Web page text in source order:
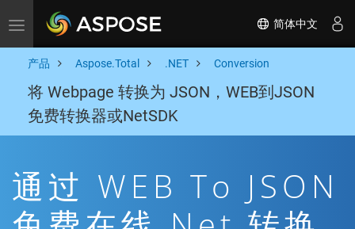
Toggle navigation 简体中文
产品 Aspose.Total .NET Conversion
将 Webpage 转换为 JSON，WEB到JSON
免费转换器或NetSDK
通过 WEB To JSON